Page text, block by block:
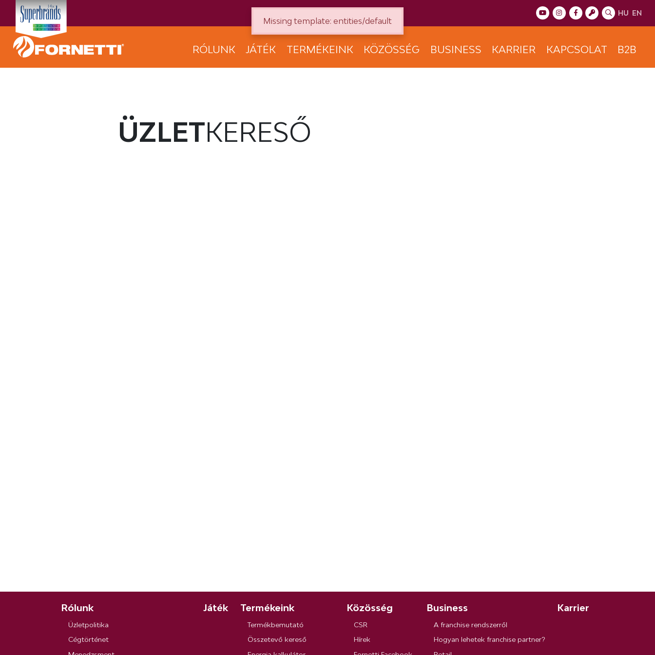
HU EN
RÓLUNK JÁTÉK TERMÉKEINK KÖZÖSSÉG BUSINESS KARRIER KAPCSOLAT B2B
ÜZLETKERESŐ
Rólunk
Üzletpolitika
Cégtörténet
Játék Termékeink
Termékbemutató
Összetevő kereső
Közösség
CSR
Hírek
Business
A franchise rendszerről
Hogyan lehetek franchise partner?
Karrier
Missing template: entities/default